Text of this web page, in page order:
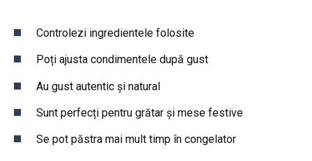
Controlezi ingredientele folosite
Poți ajusta condimentele după gust
Au gust autentic și natural
Sunt perfecți pentru grătar și mese festive
Se pot păstra mai mult timp în congelator